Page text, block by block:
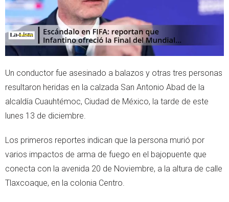
Un conductor fue asesinado a balazos y otras tres personas
resultaron heridas en la calzada San Antonio Abad de la
alcaldía Cuauhtémoc, Ciudad de México, la tarde de este
lunes 13 de diciembre.
Los primeros reportes indican que la persona murió por
varios impactos de arma de fuego en el bajopuente que
conecta con la avenida 20 de Noviembre, a la altura de calle
Tlaxcoaque, en la colonia Centro.